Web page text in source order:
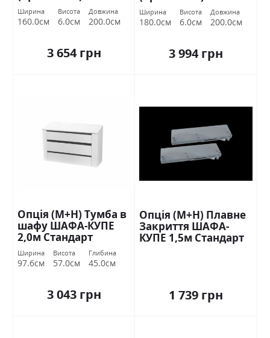
Ширина
160.0см
Висота
6.0см
Довжина
200.0см
3 654 грн
Ширина
180.0см
Висота
6.0см
Довжина
200.0см
3 994 грн
Опція (М+Н) Тумба в
шафу ШАФА-КУПЕ
2,0м Стандарт
Ширина
97.6см
Висота
57.0см
Глибина
45.0см
3 043 грн
Опція (М+Н) Плавне
Закриття ШАФА-
КУПЕ 1,5м Стандарт
1 739 грн